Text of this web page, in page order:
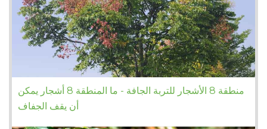
منطقة 8 الأشجار للتربة الجافة - ما المنطقة 8 أشجار يمكن
أن يقف الجفاف